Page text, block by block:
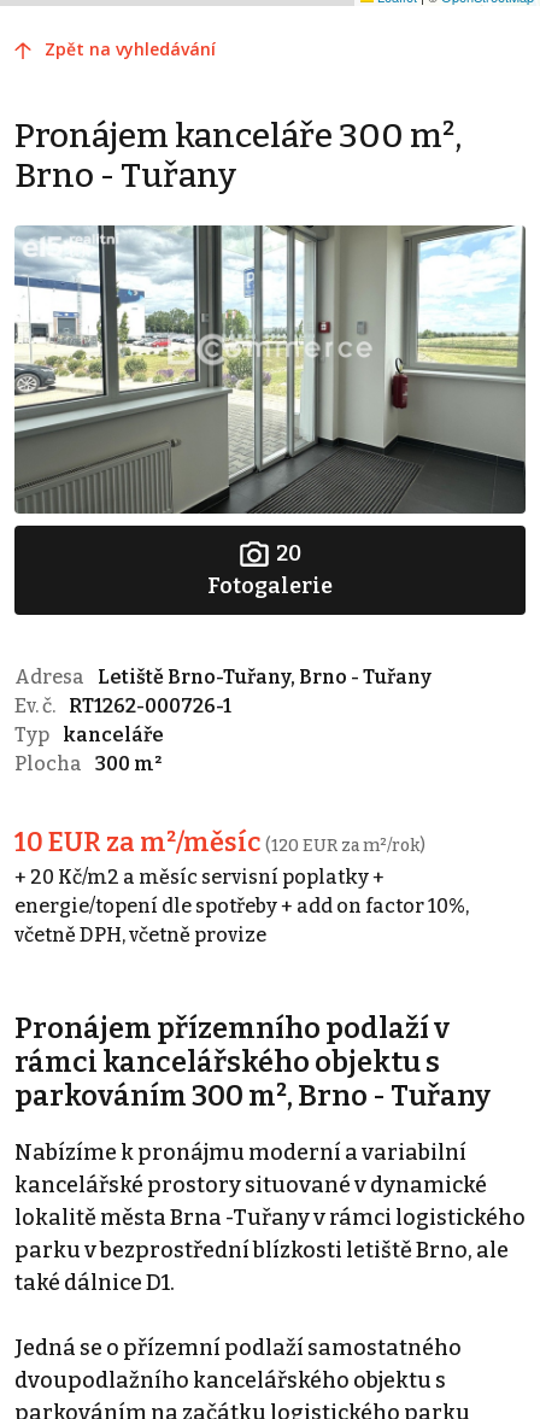
Zpět na vyhledávání
Pronájem kanceláře 300 m²,
Brno - Tuřany
20
Fotogalerie
Adresa
Letiště Brno-Tuřany, Brno - Tuřany
Ev. č.
RT1262-000726-1
Typ
kanceláře
Plocha
300 m²
10 EUR za m²/měsíc (120 EUR za m²/rok)
+ 20 Kč/m2 a měsíc servisní poplatky +
energie/topení dle spotřeby + add on factor 10%,
včetně DPH, včetně provize
Pronájem přízemního podlaží v
rámci kancelářského objektu s
parkováním 300 m², Brno - Tuřany
Nabízíme k pronájmu moderní a variabilní
kancelářské prostory situované v dynamické
lokalitě města Brna -Tuřany v rámci logistického
parku v bezprostřední blízkosti letiště Brno, ale
také dálnice D1.
Jedná se o přízemní podlaží samostatného
dvoupodlažního kancelářského objektu s
parkováním na začátku logistického parku